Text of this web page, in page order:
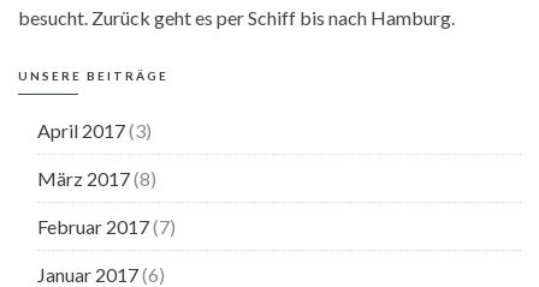
besucht. Zurück geht es per Schiff bis nach Hamburg.
UNSERE BEITRÄGE
April 2017(3)
März 2017(8)
Februar 2017(7)
Januar 2017(6)